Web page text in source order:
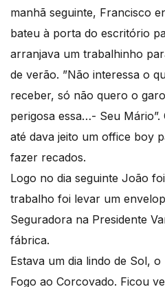
manhã seguinte, Francisco
bateu à porta do escritório
arranjava um trabalhinho
de verão. ”Não interessa o
receber, só não quero o
perigosa essa…- Seu Mário”.
até dava jeito um office boy
fazer recados.
Logo no dia seguinte João
trabalho foi levar um
Seguradora na Presidente
fábrica.
Estava um dia lindo de Sol,
Fogo ao Corcovado. Ficou